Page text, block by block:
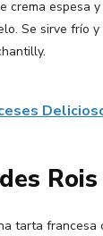
crema espesa
Se sirve frío
Rois
tarta francesa